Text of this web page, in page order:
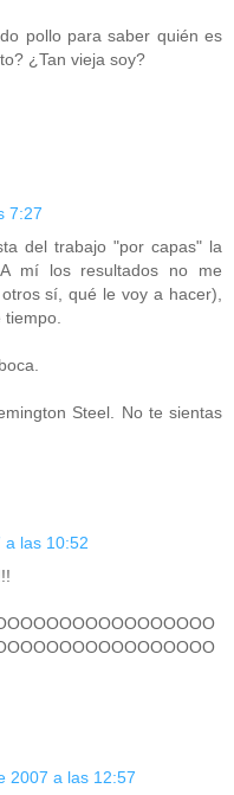
pollo para saber quién es
¿Tan vieja soy?
7:27
del trabajo "por capas" la
mí los resultados no me
sí, qué le voy a hacer),
tiempo.
Steel. No te sientas
a las 10:52
2007 a las 12:57